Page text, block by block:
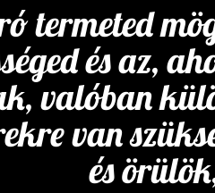
termeted
és az,
valóban
van
és